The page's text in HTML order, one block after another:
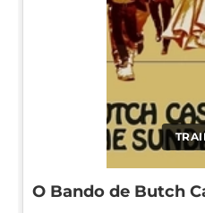
O Bando de Butch